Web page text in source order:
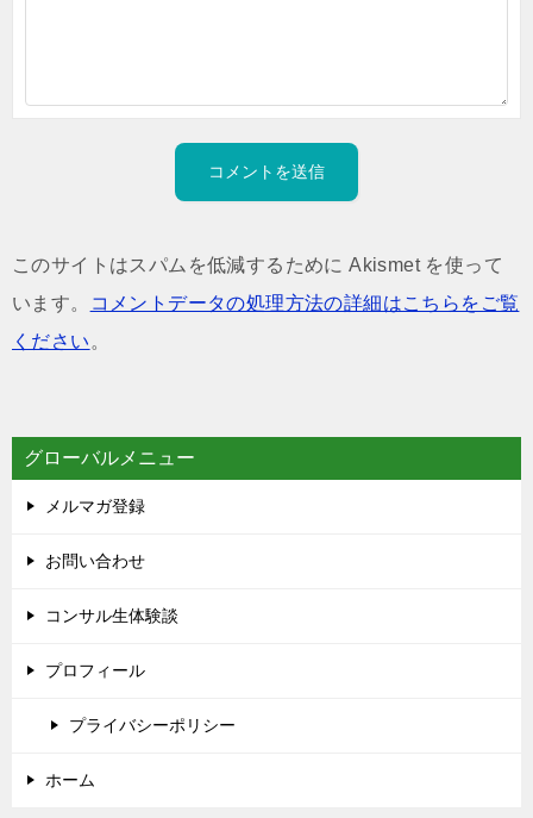
このサイトはスパムを低減するために Akismet を使って
います。
コメントデータの処理方法の詳細はこちらをご覧
ください 。
グローバルメニュー
メルマガ登録
お問い合わせ
コンサル生体験談
プロフィール
プライバシーポリシー
ホーム